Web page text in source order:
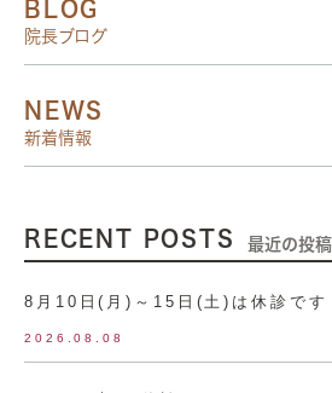
BLOG
院長ブログ
NEWS
新着情報
RECENT POSTS 最近の投稿
8月10日(月)～15日(土)は休診です
2026.08.08